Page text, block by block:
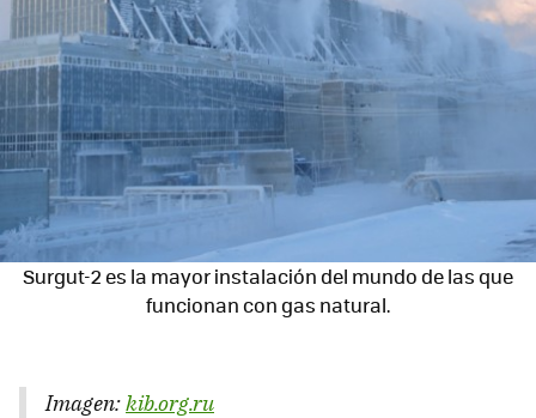
Surgut-2 es la mayor instalación del mundo de las que
funcionan con gas natural.
Imagen:kib.org.ru